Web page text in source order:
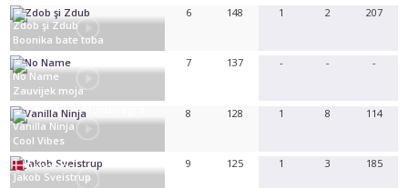
Latvia
Moldova
Zdob şi Zdub
Boonika bate toba
6 148 1 2 207
Serbia and Montenegro
No Name
Zauvijek moja
7 137 - - -
Switzerland
Vanilla Ninja
Cool Vibes
8 128 1 8 114
Denmark
Jakob Sveistrup
9 125 1 3 185